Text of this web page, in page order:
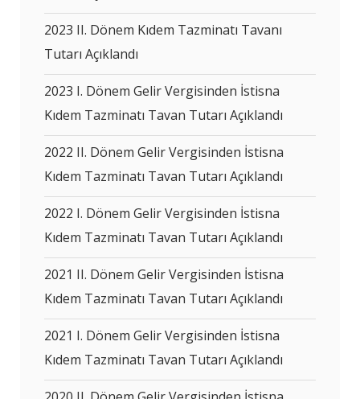
2023 II. Dönem Kıdem Tazminatı Tavanı
Tutarı Açıklandı
2023 I. Dönem Gelir Vergisinden İstisna
Kıdem Tazminatı Tavan Tutarı Açıklandı
2022 II. Dönem Gelir Vergisinden İstisna
Kıdem Tazminatı Tavan Tutarı Açıklandı
2022 I. Dönem Gelir Vergisinden İstisna
Kıdem Tazminatı Tavan Tutarı Açıklandı
2021 II. Dönem Gelir Vergisinden İstisna
Kıdem Tazminatı Tavan Tutarı Açıklandı
2021 I. Dönem Gelir Vergisinden İstisna
Kıdem Tazminatı Tavan Tutarı Açıklandı